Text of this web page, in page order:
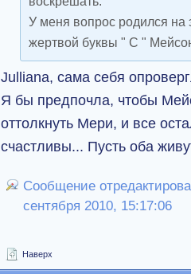
У меня вопрос родился на
жертвой буквы " С "
Julliana, сама себя
Я бы предпочла, чтобы
оттолкнуть Мери, и все
счастливы... Пусть оба
Сообщение
сентября 2010, 15:17:06
Наверх